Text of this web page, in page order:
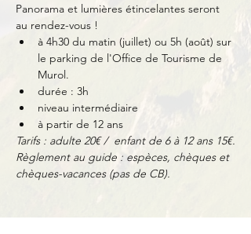
Panorama et lumières étincelantes seront
au rendez-vous !
à 4h30 du matin (juillet) ou 5h (août) sur
le parking de l'Office de Tourisme de
Murol.
durée : 3h
niveau intermédiaire
à partir de 12 ans
Tarifs : adulte 20€ /  enfant de 6 à 12 ans 15€.
Règlement au guide : espèces, chèques et
chèques-vacances (pas de CB).